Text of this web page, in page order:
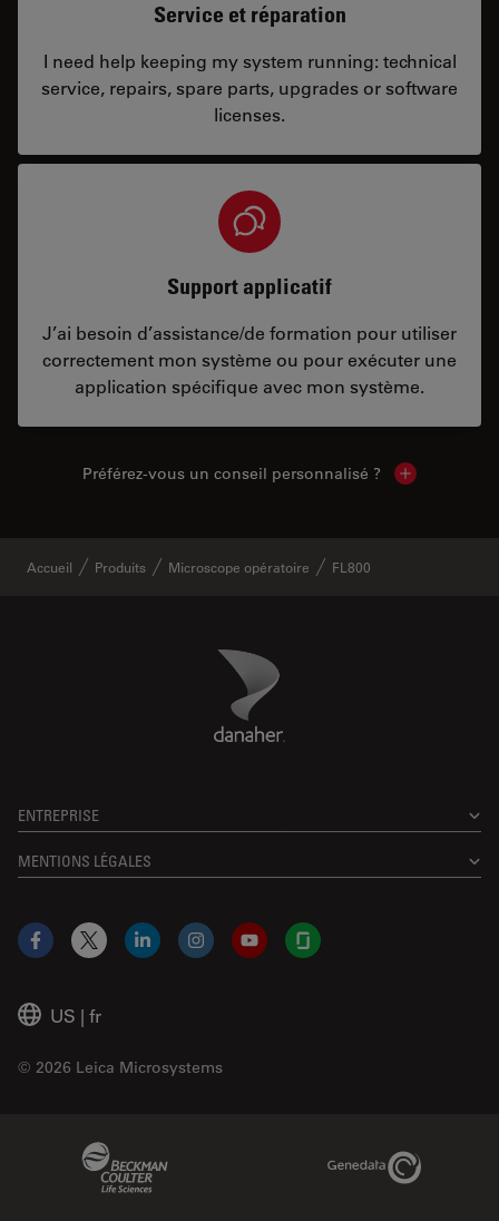
Service et réparation
I need help keeping my system running: technical
service, repairs, spare parts, upgrades or software
licenses.
Support applicatif
J’ai besoin d’assistance/de formation pour utiliser
correctement mon système ou pour exécuter une
application spécifique avec mon système.
Préférez-vous un conseil personnalisé ? Show local
Accueil Produits Microscope opératoire FL800
Danaher Logo
ENTREPRISE
MENTIONS LÉGALES
US | fr
© 2026 Leica Microsystems
Facebook
X LinkedInInstagramYouTubeGlassdoor
Genedata Link